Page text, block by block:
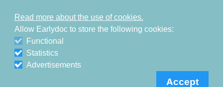
Read more about the use of cookies.
Allow Earlydoc to store the following cookies:
Functional
Statistics
Advertisements
Accept
Seguridad,
Privacidad&
Cookies
Earlydoc
Equipo y Socios